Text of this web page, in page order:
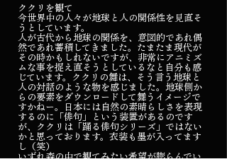
ククリを観て
今世界中の人々が地球と人の関係性を見直そ
うとしています。
人が古代から地球の関係を、意図的であれ偶
然であれ蓄積してきました。たまたま現代が
その時かもしれないですが、非常にアニミズ
ムな事を捉え直そうとしているなと自分も感
じています。ククリの舞は、そう言う地球と
人の対話のような物を感じました。地球側か
らの要素をダウンロードして舞うイメージで
すかねー。日本には自然の素晴らしさを表現
するのに「俳句」という装置があるのです
が、ククリは「踊る俳句シリーズ」ではない
かと思っております。衣装も墨が入ってます
し（笑）
いずれ森の中で観てみたい希望が膨らんでい